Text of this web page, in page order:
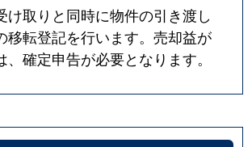
け取りと同時に物件の引き渡し
移転登記を行います。売却益が
、確定申告が必要となります。